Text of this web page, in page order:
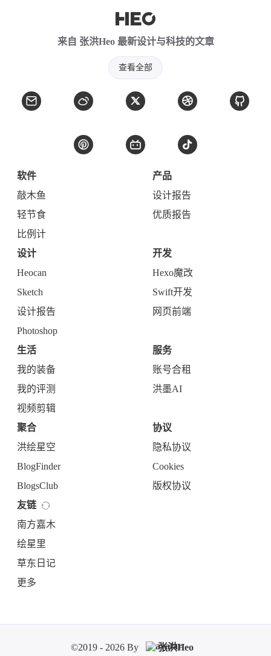
来自 张洪Heo 最新设计与科技的文章
查看全部
软件
敲木鱼
轻节食
比例计
产品
设计报告
优质报告
设计
Heocan
Sketch
设计报告
Photoshop
开发
Hexo魔改
Swift开发
网页前端
生活
我的装备
我的评测
视频剪辑
服务
账号合租
洪墨AI
聚合
洪绘星空
BlogFinder
BlogsClub
协议
隐私协议
Cookies
版权协议
友链
南方嘉木
绘星里
草东日记
更多
©2019 - 2026 By 张洪Heo